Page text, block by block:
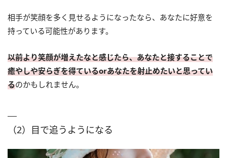
相手が笑顔を多く見せるようになったなら、あなたに好意を
持っている可能性があります。
以前より笑顔が増えたなと感じたら、あなたと接することで
癒やしや安らぎを得ているorあなたを射止めたいと思ってい
るのかもしれません。
（2）目で追うようになる